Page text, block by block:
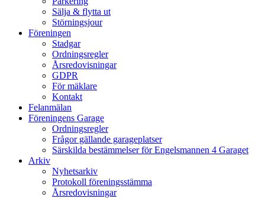
Sälja & flytta ut
Störningsjour
Föreningen
Stadgar
Ordningsregler
Årsredovisningar
GDPR
För mäklare
Kontakt
Felanmälan
Föreningens Garage
Ordningsregler
Frågor gällande garageplatser
Särskilda bestämmelser för Engelsmannen 4 Garaget
Arkiv
Nyhetsarkiv
Protokoll föreningsstämma
Årsredovisningar